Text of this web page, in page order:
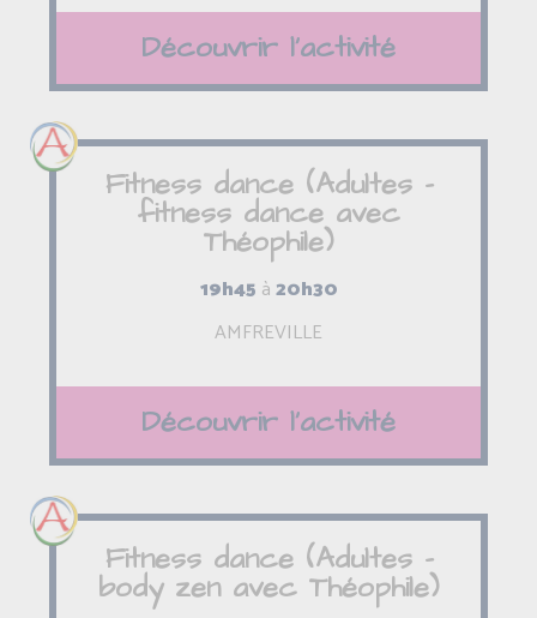
Découvrir l'activité
Fitness dance (Adultes -
fitness dance avec
Théophile)
19h45 à20h30
AMFREVILLE
Découvrir l'activité
Fitness dance (Adultes -
body zen avec Théophile)